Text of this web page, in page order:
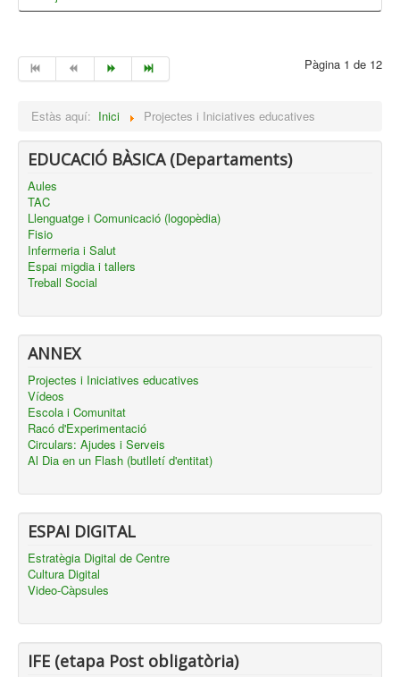
Pàgina 1 de 12
Estàs aquí: Inici Projectes i Iniciatives educatives
EDUCACIÓ BÀSICA (Departaments)
Aules
TAC
Llenguatge i Comunicació (logopèdia)
Fisio
Infermeria i Salut
Espai migdia i tallers
Treball Social
ANNEX
Projectes i Iniciatives educatives
Vídeos
Escola i Comunitat
Racó d'Experimentació
Circulars: Ajudes i Serveis
Al Dia en un Flash (butlletí d'entitat)
ESPAI DIGITAL
Estratègia Digital de Centre
Cultura Digital
Video-Càpsules
IFE (etapa Post obligatòria)